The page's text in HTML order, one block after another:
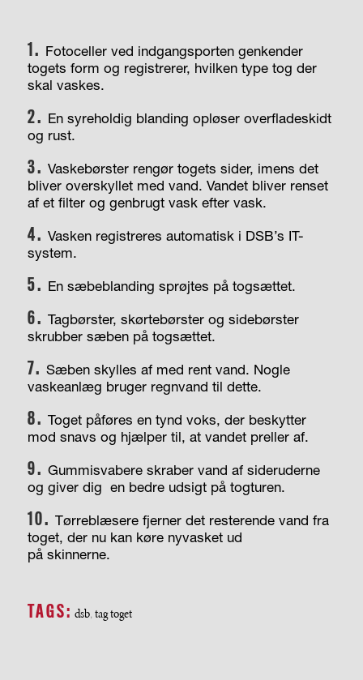
1. Fotoceller ved indgangsporten genkender
togets form og registrerer, hvilken type tog der
skal vaskes.
2. En syreholdig blanding opløser overfladeskidt
og rust.
3. Vaskebørster rengør togets sider, imens det
bliver overskyllet med vand. Vandet bliver renset
af et filter og genbrugt vask efter vask.
4. Vasken registreres automatisk i DSB’s IT-
system.
5. En sæbeblanding sprøjtes på togsættet.
6. Tagbørster, skørtebørster og sidebørster
skrubber sæben på togsættet.
7. Sæben skylles af med rent vand. Nogle
vaskeanlæg bruger regnvand til dette.
8. Toget påføres en tynd voks, der beskytter
mod snavs og hjælper til, at vandet preller af.
9. Gummisvabere skraber vand af sideruderne
og giver dig en bedre udsigt på togturen.
10. Tørreblæsere fjerner det resterende vand fra
toget, der nu kan køre nyvasket ud
på skinnerne.
TAGS: dsb, tag toget